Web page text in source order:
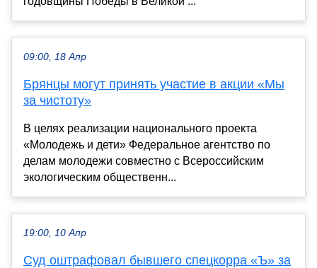
09:00, 18 Апр
Брянцы могут принять участие в акции «Мы
за чистоту»
В целях реализации национального проекта
«Молодежь и дети» Федеральное агентство по
делам молодежи совместно с Всероссийским
экологическим общественн...
19:00, 10 Апр
Суд оштрафовал бывшего спецкорра «Ъ» за